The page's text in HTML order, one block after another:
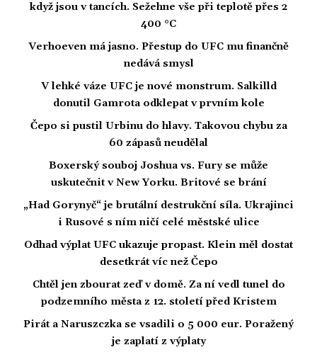
když jsou v tancích. Sežehne vše při teplotě přes 2
400 °C
Verhoeven má jasno. Přestup do UFC mu finančně
nedává smysl
V lehké váze UFC je nové monstrum. Salkilld
donutil Gamrota odklepat v prvním kole
Čepo si pustil Urbinu do hlavy. Takovou chybu za
60 zápasů neudělal
Boxerský souboj Joshua vs. Fury se může
uskutečnit v New Yorku. Britové se brání
„Had Gorynyč“ je brutální destrukční síla. Ukrajinci
i Rusové s ním ničí celé městské ulice
Odhad výplat UFC ukazuje propast. Klein měl dostat
desetkrát víc než Čepo
Chtěl jen zbourat zeď v domě. Za ní vedl tunel do
podzemního města z 12. století před Kristem
Pirát a Naruszczka se vsadili o 5 000 eur. Poražený
je zaplatí z výplaty